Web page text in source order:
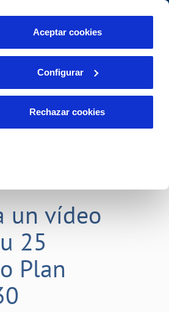
Aceptar cookies
Configurar
Rechazar cookies
anomalías o posibles
Área de clientes Se abre en otra
un vídeo
25
Plan